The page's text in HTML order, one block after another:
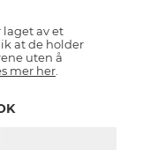
laget av et
at de holder
uten å
mer her